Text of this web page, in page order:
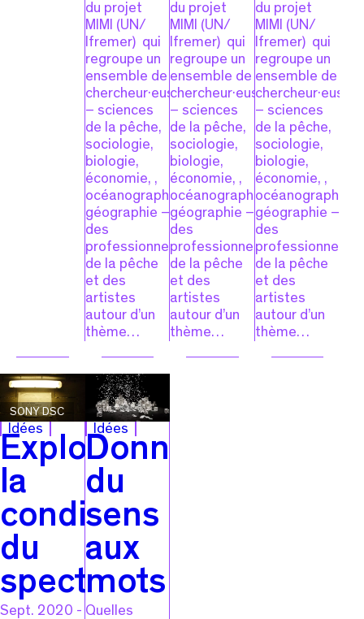
du projet
MIMI (UN/
Ifremer) qui
regroupe un
ensemble de
chercheur·euses
– sciences
de la pêche,
sociologie,
biologie,
économie, ,
océanographie,
géographie –
des
professionnels
de la pêche
et des
artistes
autour d’un
thème…
du projet
MIMI (UN/
Ifremer) qui
regroupe un
ensemble de
chercheur·euses
– sciences
de la pêche,
sociologie,
biologie,
économie, ,
océanographie,
géographie –
des
professionnels
de la pêche
et des
artistes
autour d’un
thème…
du projet
MIMI (UN/
Ifremer) qui
regroupe un
ensemble de
chercheur·euses
– sciences
de la pêche,
sociologie,
biologie,
économie, ,
océanographie,
géographie –
des
professionnels
de la pêche
et des
artistes
autour d’un
thème…
SONY DSC
Idées
Explorer
la
condition
du
spectateur
Sept. 2020 -
Idées
Donner
du
sens
aux
mots
Quelles